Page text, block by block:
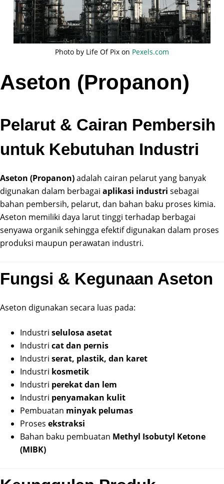
Photo by Life Of Pix on Pexels.com
Aseton (Propanon)
Pelarut & Cairan Pembersih
untuk Kebutuhan Industri
Aseton (Propanon)adalah cairan pelarut yang banyak
digunakan dalam berbagai aplikasi industri sebagai
bahan pembersih, pelarut, dan bahan baku proses kimia.
Aseton memiliki daya larut tinggi terhadap berbagai
senyawa organik sehingga efektif digunakan dalam proses
produksi maupun perawatan industri.
Fungsi & Kegunaan Aseton
Aseton digunakan secara luas pada:
Industri selulosa asetat
Industri cat dan pernis
Industri serat, plastik, dan karet
Industri kosmetik
Industri perekat dan lem
Industri penyamakan kulit
Pembuatan minyak pelumas
Proses ekstraksi
Bahan baku pembuatan Methyl Isobutyl Ketone
(MIBK)